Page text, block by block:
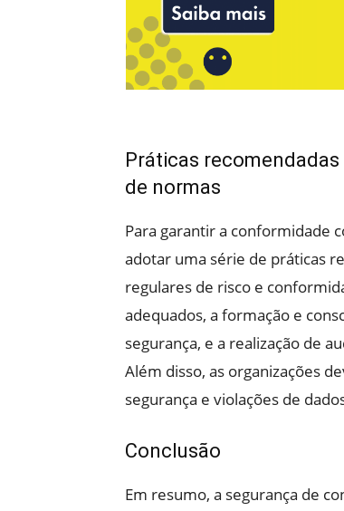
Práticas
de normas
Para garantir a conformidade
adotar uma série de práticas
regulares de risco e
adequados, a formação e
segurança, e a realização de
Além disso, as organizações
segurança e violações de
Conclusão
Em resumo, a segurança de